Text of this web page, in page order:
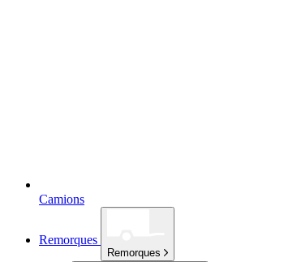
Camions
Remorques
Remorques